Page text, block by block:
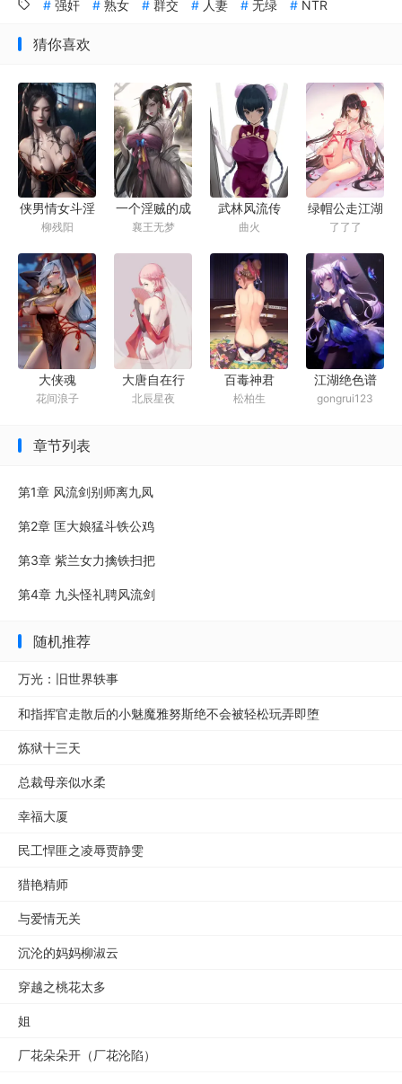
强奸
熟女 群交 人妻 无绿 NTR
猜你喜欢
侠男情女斗淫
魔
柳残阳
一个淫贼的成
长（万花劫）
襄王无梦
武林风流传
（多情皇帝）
曲火
绿帽公走江湖
了了了
大侠魂
花间浪子
大唐自在行
（加料版）
北辰星夜
百毒神君
松柏生
江湖绝色谱
gongrui123
章节列表
第1章 风流剑别师离九凤
第2章 匡大娘猛斗铁公鸡
第3章 紫兰女力擒铁扫把
第4章 九头怪礼聘风流剑
随机推荐
万光：旧世界轶事
和指挥官走散后的小魅魔雅努斯绝不会被轻松玩弄即堕
炼狱十三天
总裁母亲似水柔
幸福大厦
民工悍匪之凌辱贾静雯
猎艳精师
与爱情无关
沉沦的妈妈柳淑云
穿越之桃花太多
姐
厂花朵朵开（厂花沦陷）